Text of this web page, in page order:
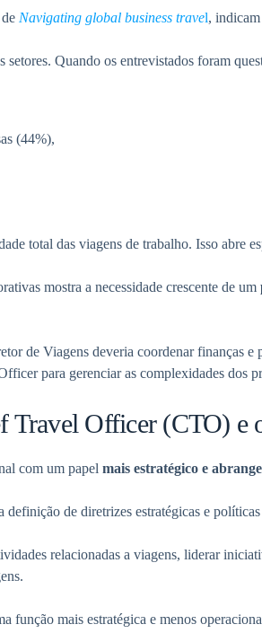
Navigating global business travel,
Quando os entrevistados foram
(44%),
total das viagens de trabalho. Isso
mostra a necessidade crescente de um
de Viagens deveria coordenar finanças
para gerenciar as complexidades dos
Travel Officer (CTO) e
com um papel mais estratégico e
de diretrizes estratégicas e
relacionadas a viagens, liderar
função mais estratégica e menos